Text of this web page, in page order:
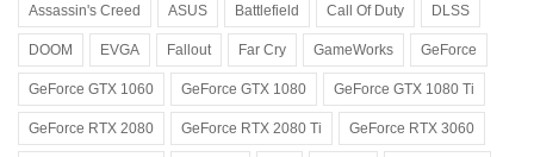
Assassin's Creed ASUS Battlefield Call Of Duty DLSS
DOOM EVGA Fallout Far Cry GameWorks GeForce
GeForce GTX 1060 GeForce GTX 1080 GeForce GTX 1080 Ti
GeForce RTX 2080 GeForce RTX 2080 Ti GeForce RTX 3060